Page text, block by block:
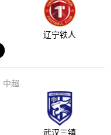
辽宁铁人
中超
武汉三镇